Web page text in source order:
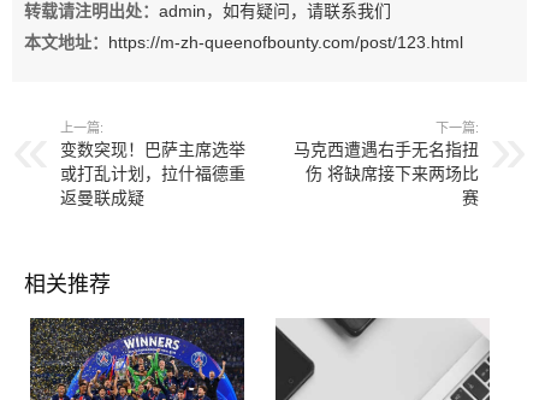
转载请注明出处： admin，如有疑问，请联系我们
本文地址： https://m-zh-queenofbounty.com/post/123.html
上一篇:
变数突现！巴萨主席选举
或打乱计划，拉什福德重
返曼联成疑
下一篇:
马克西遭遇右手无名指扭
伤 将缺席接下来两场比
赛
相关推荐